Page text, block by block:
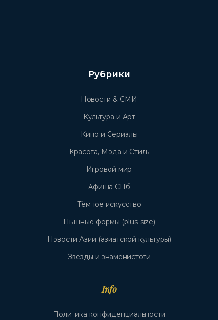
Рубрики
Новости & СМИ
Культура и Арт
Кино и Сериалы
Красота, Мода и Стиль
Игровой мир
Афиша СПб
Тёмное искусство
Пышные формы (plus-size)
Новости Азии (азиатской культуры)
Звёзды и знаменистоти
Info
Политика конфиденциальности